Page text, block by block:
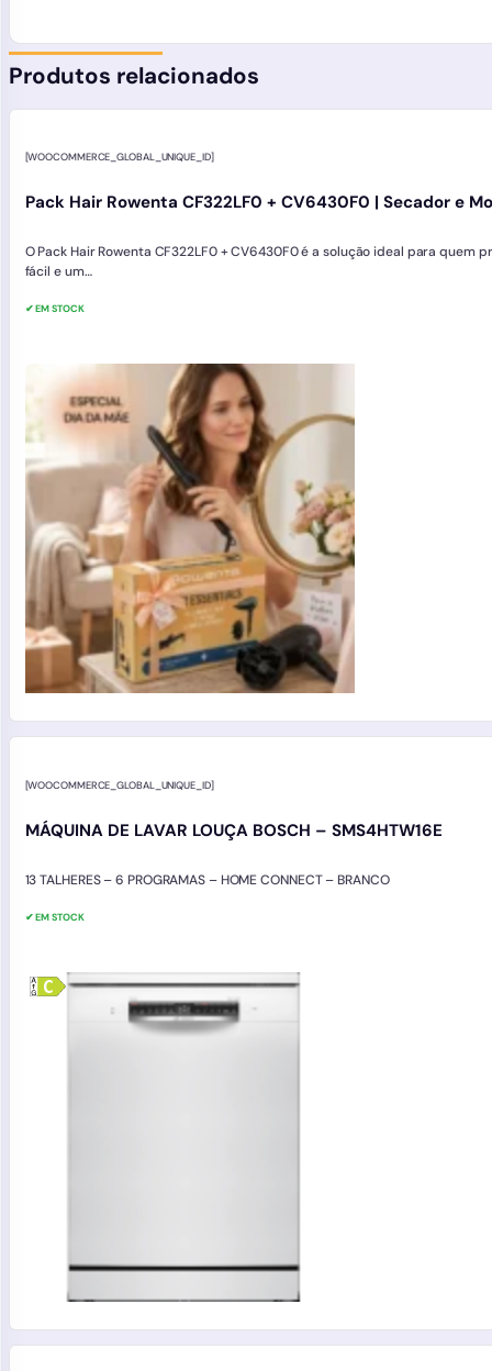
Produtos relacionados
[WOOCOMMERCE_GLOBAL_UNIQUE_ID]
Pack Hair Rowenta CF322LF0 + CV6430F0 | Secador e
O Pack Hair Rowenta CF322LF0 + CV6430F0 é a solução ideal para quem
fácil e um…
✔ EM STOCK
[WOOCOMMERCE_GLOBAL_UNIQUE_ID]
MÁQUINA DE LAVAR LOUÇA BOSCH – SMS4HTW16E
13 TALHERES – 6 PROGRAMAS – HOME CONNECT – BRANCO
✔ EM STOCK